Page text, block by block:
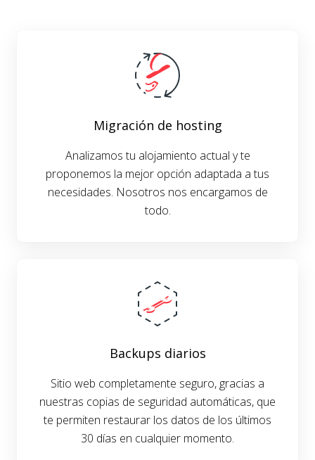
Migración de hosting
Analizamos tu alojamiento actual y te
proponemos la mejor opción adaptada a tus
necesidades. Nosotros nos encargamos de
todo.
Backups diarios
Sitio web completamente seguro, gracias a
nuestras copias de seguridad automáticas, que
te permiten restaurar los datos de los últimos
30 días en cualquier momento.